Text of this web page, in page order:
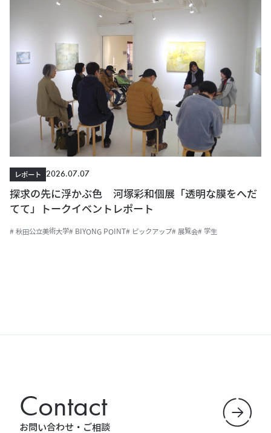
レポート
2026.07.07
探求の先に浮かぶ色 河塚彩和個展「透明な膜をへだ
てて」トークイベントレポート
# 秋田公立美術大学# BIYONG POINT# ピックアップ# 展覧会# 学生
Contact
お問い合わせ・ご相談